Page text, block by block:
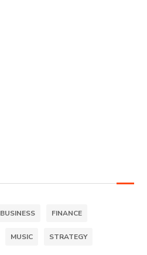
BUSINESS FINANCE
MUSIC STRATEGY